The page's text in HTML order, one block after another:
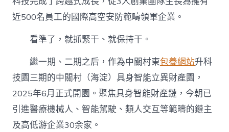
近500名員工的國際高空安防範疇領軍企業。
看準了，就抓緊干、就保持干。
繼一期、二期之后，作為中關村東包養網站升科
技園三期的中關村（海淀）具身智能立異財產園，
2025年6月正式開園。聚焦具身智能財產鏈，今朝已
引進醫療機械人、智能駕駛、類人交互等範疇的鏈主
及高低游企業30余家。